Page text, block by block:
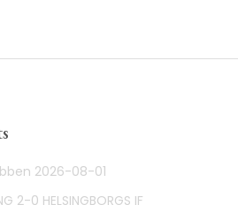
2026-08-01
2-0 HELSINGBORGS IF